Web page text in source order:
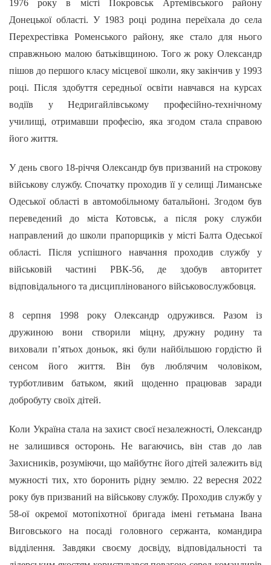
1976 року в місті Покровськ Артемівського району
Донецької області. У 1983 році родина переїхала до села
Перехрестівка Роменського району, яке стало для нього
справжньою малою батьківщиною. Того ж року Олександр
пішов до першого класу місцевої школи, яку закінчив у 1993
році. Після здобуття середньої освіти навчався на курсах
водіїв у Недригайлівському професійно-технічному
училищі, отримавши професію, яка згодом стала справою
його життя.
У день свого 18-річчя Олександр був призваний на строкову
військову службу. Спочатку проходив її у селищі Лиманське
Одеської області в автомобільному батальйоні. Згодом був
переведений до міста Котовськ, а після року служби
направлений до школи прапорщиків у місті Балта Одеської
області. Після успішного навчання проходив службу у
військовій частині РВК-56, де здобув авторитет
відповідального та дисциплінованого військовослужбовця.
8 серпня 1998 року Олександр одружився. Разом із
дружиною вони створили міцну, дружну родину та
виховали п’ятьох доньок, які були найбільшою гордістю й
сенсом його життя. Він був люблячим чоловіком,
турботливим батьком, який щоденно працював заради
добробуту своїх дітей.
Коли Україна стала на захист своєї незалежності, Олександр
не залишився осторонь. Не вагаючись, він став до лав
Захисників, розуміючи, що майбутнє його дітей залежить від
мужності тих, хто боронить рідну землю. 22 вересня 2022
року був призваний на військову службу. Проходив службу у
58-ої окремої мотопіхотної бригада імені гетьмана Івана
Виговського на посаді головного сержанта, командира
відділення. Завдяки своєму досвіду, відповідальності та